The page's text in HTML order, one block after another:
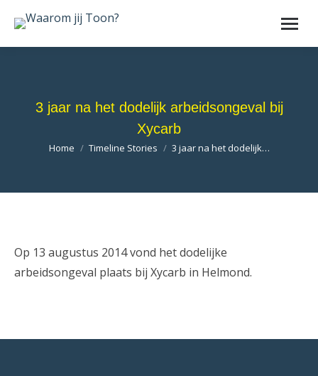
3 jaar na het dodelijk arbeidsongeval bij
Xycarb
Je bent hier:
Home Timeline Stories 3 jaar na het dodelijk…
Op 13 augustus 2014 vond het dodelijke
arbeidsongeval plaats bij Xycarb in Helmond.